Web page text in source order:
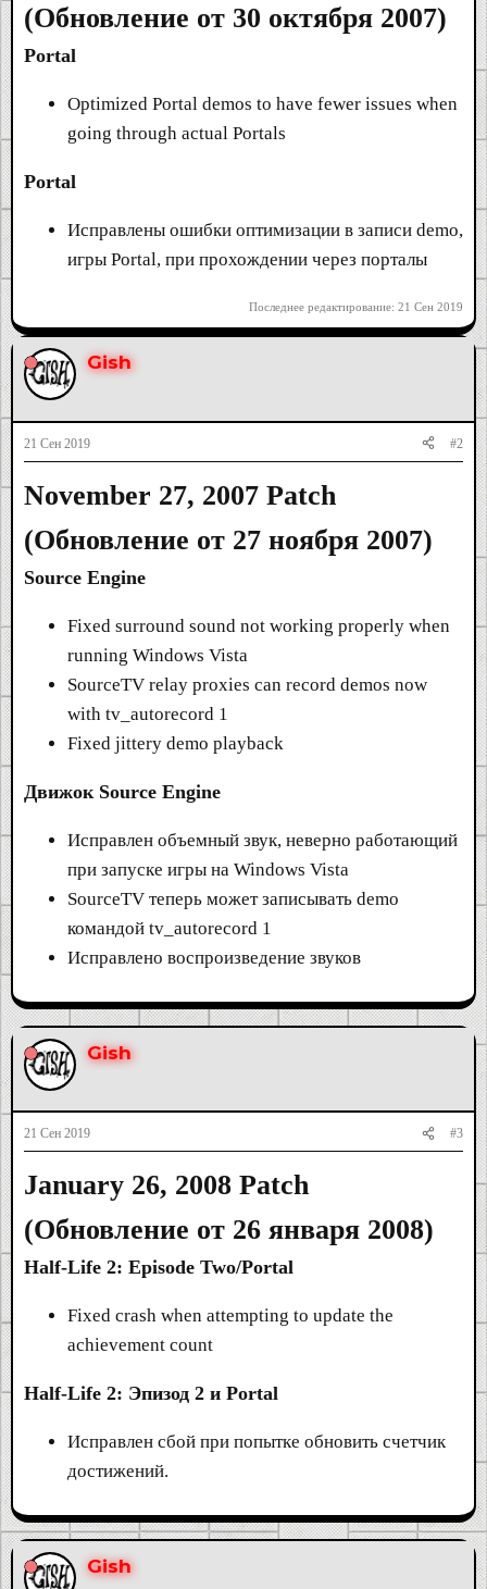
(Обновление от 30 октября 2007)
Portal
Optimized Portal demos to have fewer issues when
going through actual Portals
Portal
Исправлены ошибки оптимизации в записи demo,
игры Portal, при прохождении через порталы
Последнее редактирование: 21 Сен 2019
Gish
21 Сен 2019 #2
November 27, 2007 Patch
(Обновление от 27 ноября 2007)
Source Engine
Fixed surround sound not working properly when
running Windows Vista
SourceTV relay proxies can record demos now
with tv_autorecord 1
Fixed jittery demo playback
Движок Source Engine
Исправлен объемный звук, неверно работающий
при запуске игры на Windows Vista
SourceTV теперь может записывать demo
командой tv_autorecord 1
Исправлено воспроизведение звуков
Gish
21 Сен 2019 #3
January 26, 2008 Patch
(Обновление от 26 января 2008)
Half-Life 2: Episode Two/Portal
Fixed crash when attempting to update the
achievement count
Half-Life 2: Эпизод 2 и Portal
Исправлен сбой при попытке обновить счетчик
достижений.
Gish